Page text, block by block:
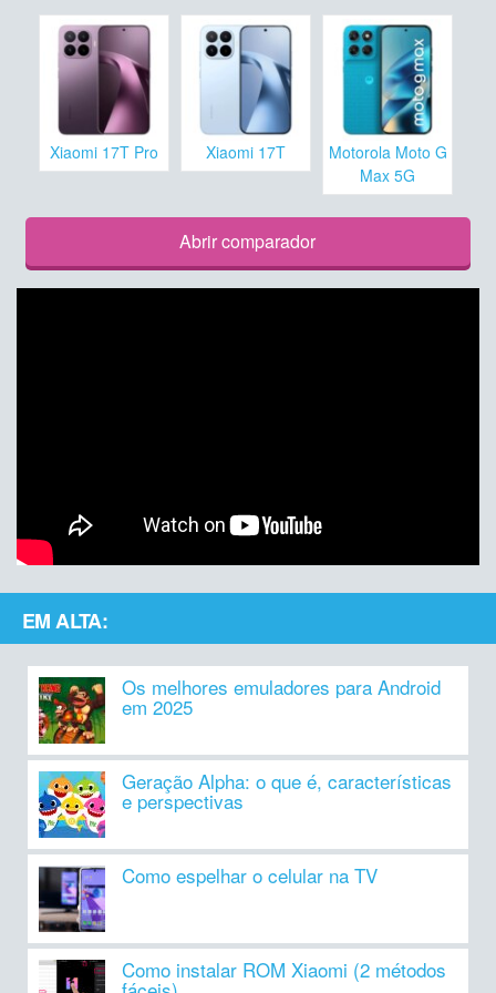
Xiaomi 17T Pro Xiaomi 17T
Motorola Moto G
Max 5G
Abrir comparador
EM ALTA:
Os melhores emuladores para Android
em 2025
Geração Alpha: o que é, características
e perspectivas
Como espelhar o celular na TV
Como instalar ROM Xiaomi (2 métodos